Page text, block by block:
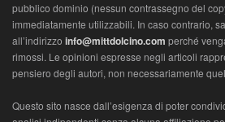
pubblico dominio (nessun contrassegno del
immediatamente utilizzabili. In caso contrario,
all’indirizzo info@mittdolcino.com perché
rimossi. Le opinioni espresse negli articoli
pensiero degli autori, non necessariamente
Questo sito nasce dall’esigenza di poter